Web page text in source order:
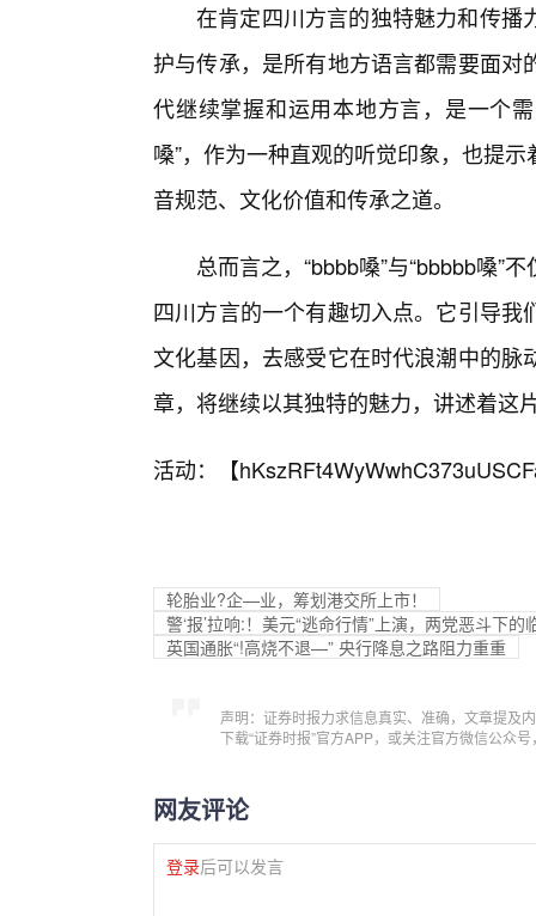
在肯定四川方言的独特魅力和传播
护与传承，是所有地方语言都需要面
代继续掌握和运用本地方言，是一个
嗓”，作为一种直观的听觉印象，也提
音规范、文化价值和传承之道。
总而言之，“bbbb嗓”与“bbbbb嗓”
四川方言的一个有趣切入点。它引导
文化基因，去感受它在时代浪潮中的
章，将继续以其独特的魅力，讲述着这
活动：【
轮胎业?企—业，筹划港交所上市！
警‘报’拉响:！美元“逃命行情”上演，两党恶斗下
英国通胀“!高烧不退—” 央行降息之路阻力重重
声明：证券时报力求信息真实、准确，文章提及
下载“证券时报”官方APP，或关注官方微信公众
网友评论
登录后可以发言